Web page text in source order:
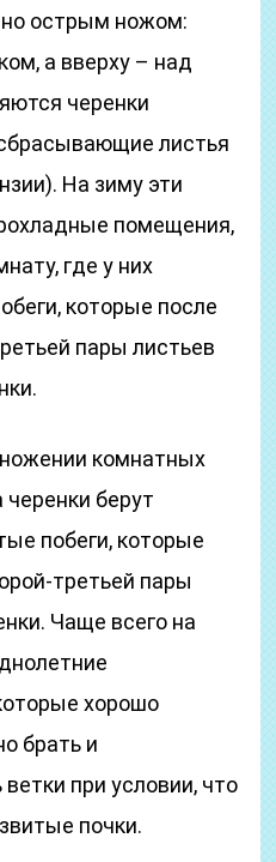
острым ножом:
а вверху – над
черенки
листья
На зиму эти
помещения,
где у них
которые после
пары листьев
комнатных
черенки берут
побеги, которые
третьей пары
Чаще всего на
хорошо
брать и
при условии, что
почки.